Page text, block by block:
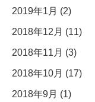
2019年1月 (2)
2018年12月 (11)
2018年11月 (3)
2018年10月 (17)
2018年9月 (1)